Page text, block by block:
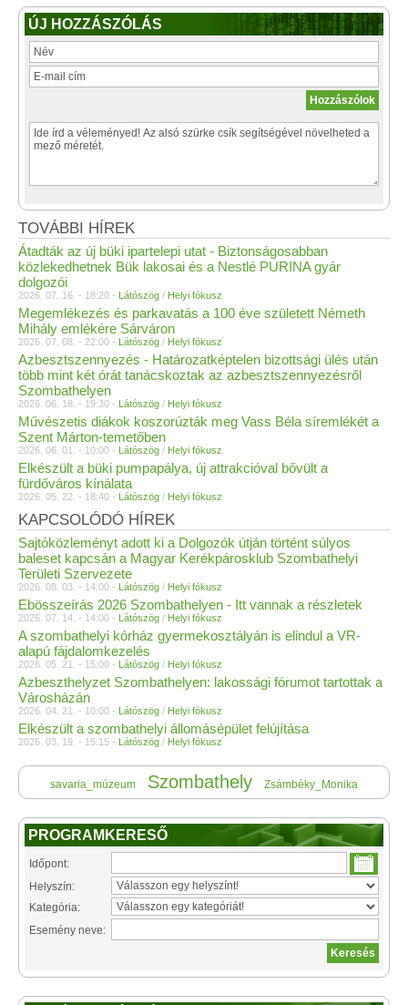
ÚJ HOZZÁSZÓLÁS
TOVÁBBI HÍREK
Átadták az új büki ipartelepi utat - Biztonságosabban
közlekedhetnek Bük lakosai és a Nestlé PURINA gyár
dolgozói
2026. 07. 16. - 18:20 - Látószög / Helyi fókusz
Megemlékezés és parkavatás a 100 éve született Németh
Mihály emlékére Sárváron
2026. 07. 08. - 22:00 - Látószög / Helyi fókusz
Azbesztszennyezés - Határozatképtelen bizottsági ülés után
több mint két órát tanácskoztak az azbesztszennyezésről
Szombathelyen
2026. 06. 18. - 19:30 - Látószög / Helyi fókusz
Művészetis diákok koszorúzták meg Vass Béla síremlékét a
Szent Márton-temetőben
2026. 06. 01. - 10:00 - Látószög / Helyi fókusz
Elkészült a büki pumpapálya, új attrakcióval bővült a
fürdőváros kínálata
2026. 05. 22. - 18:40 - Látószög / Helyi fókusz
KAPCSOLÓDÓ HÍREK
Sajtóközleményt adott ki a Dolgozók útján történt súlyos
baleset kapcsán a Magyar Kerékpárosklub Szombathelyi
Területi Szervezete
2026. 08. 03. - 14:00 - Látószög / Helyi fókusz
Ebösszeírás 2026 Szombathelyen - Itt vannak a részletek
2026. 07. 14. - 14:00 - Látószög / Helyi fókusz
A szombathelyi kórház gyermekosztályán is elindul a VR-
alapú fájdalomkezelés
2026. 05. 21. - 15:00 - Látószög / Helyi fókusz
Azbeszthelyzet Szombathelyen: lakossági fórumot tartottak a
Városházán
2026. 04. 21. - 10:00 - Látószög / Helyi fókusz
Elkészült a szombathelyi állomásépület felújítása
2026. 03. 19. - 15:15 - Látószög / Helyi fókusz
savaria_múzeum Szombathely Zsámbéky_Monika
PROGRAMKERESŐ
Időpont:
Helyszín:
Kategória:
Esemény neve: